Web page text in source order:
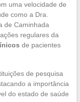
uma velocidade de
como a Dra.
de Caminhada
regulares da
de pacientes
de pesquisa
a importância
do estado de saúde